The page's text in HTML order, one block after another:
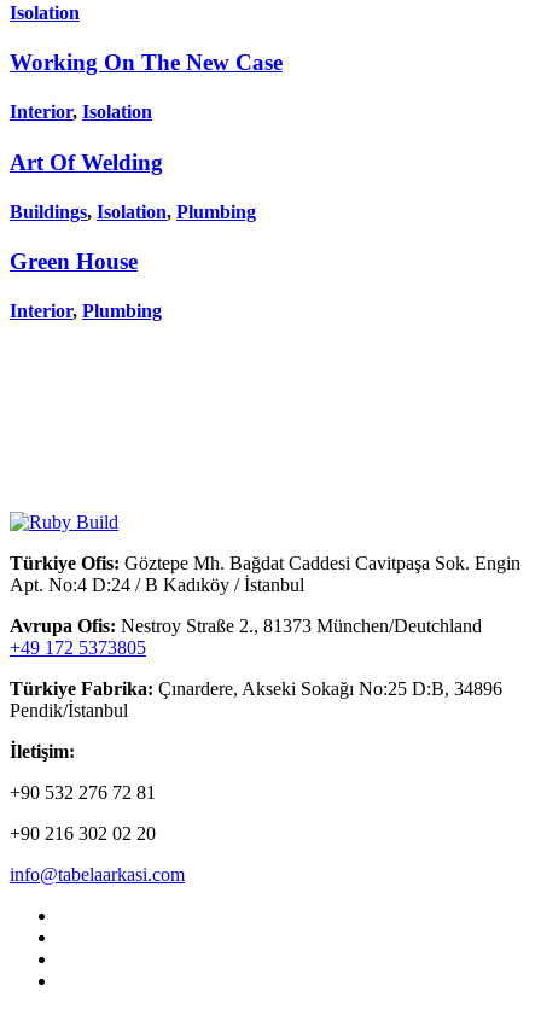
Isolation
Working On The New Case
Interior, Isolation
Art Of Welding
Buildings, Isolation, Plumbing
Green House
Interior, Plumbing
Türkiye Ofis: Göztepe Mh. Bağdat Caddesi Cavitpaşa Sok. Engin
Apt. No:4 D:24 / B Kadıköy / İstanbul
Avrupa Ofis: Nestroy Straße 2., 81373 München/Deutchland
+49 172 5373805
Türkiye Fabrika: Çınardere, Akseki Sokağı No:25 D:B, 34896
Pendik/İstanbul
İletişim:
+90 532 276 72 81
+90 216 302 02 20
info@tabelaarkasi.com